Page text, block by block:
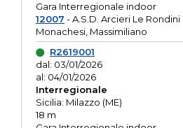
Gara Interregionale indoor
12007 - A.S.D. Arcieri Le Rondini
Monachesi, Massimiliano
R2619001
dal: 03/01/2026
al: 04/01/2026
Interregionale
Sicilia: Milazzo (ME)
18 m